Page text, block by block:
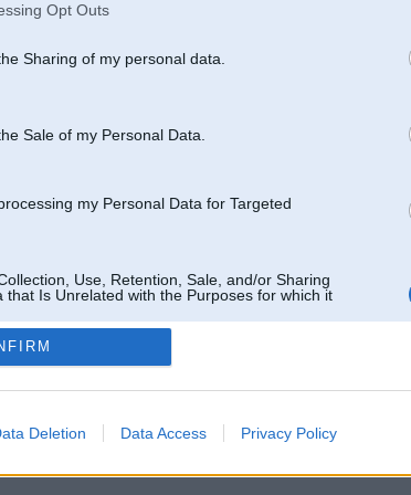
Opt Outs
Sharing of my personal data.
Sale of my Personal Data.
my Personal Data for Targeted
Use, Retention, Sale, and/or Sharing
that Is Unrelated with the Purposes for which it
Deletion Data Access Privacy Policy